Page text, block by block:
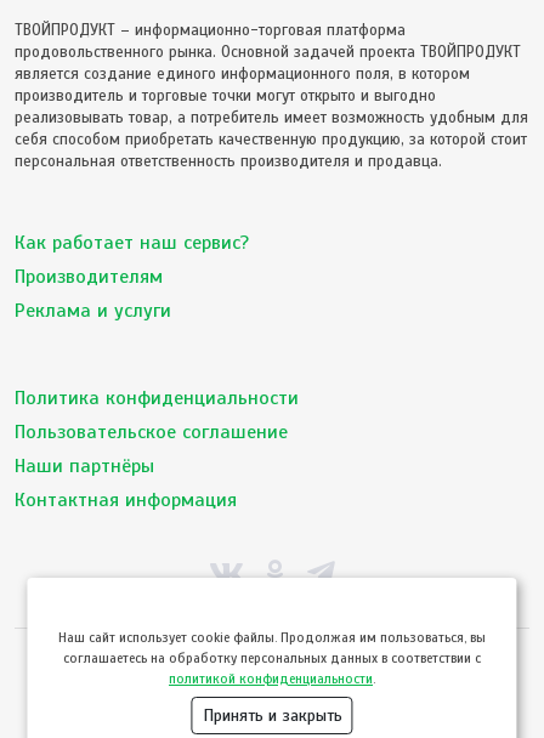
ТВОЙПРОДУКТ – информационно-торговая платформа
продовольственного рынка. Основной задачей проекта ТВОЙПРОДУКТ
является создание единого информационного поля, в котором
производитель и торговые точки могут открыто и выгодно
реализовывать товар, а потребитель имеет возможность удобным для
себя способом приобретать качественную продукцию, за которой стоит
персональная ответственность производителя и продавца.
Как работает наш сервис?
Производителям
Реклама и услуги
Политика конфиденциальности
Пользовательское соглашение
Наши партнёры
Контактная информация
© ТвойПродукт 2010 - 2026
Использование сайта означает согласие сПользовательским соглашением
Политикой конфиденциальностисервиса ТВОЙПРОДУКТ
Hаш сайт использует cookie файлы. Продолжая им пользоваться, вы
соглашаетесь на обработку персональных данных в соответствии с
политикой конфиденциальности
Принять и закрыть